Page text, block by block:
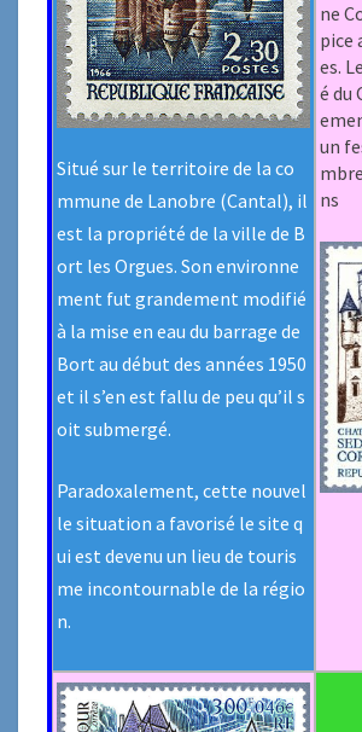
Situé sur le territoire de la co
mmune de Lanobre (Cantal), il
est la propriété de la ville de B
ort les Orgues. Son environne
ment fut grandement modifié
à la mise en eau du barrage de
Bort au début des années 1950
et il s’en est fallu de peu qu’il s
oit submergé.
Paradoxalement, cette nouvel
le situation a favorisé le site q
ui est devenu un lieu de touris
me incontournable de la régio
n.
ne
pice
es.
é du
un
ns